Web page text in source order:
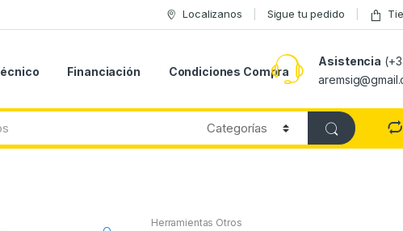
Localizanos Sigue tu pedido
Financiación Condiciones Compra
Asistencia
Herramientas Otros